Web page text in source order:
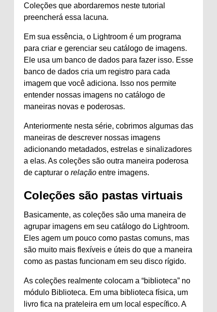
Coleções que abordaremos neste tutorial
preencherá essa lacuna.
Em sua essência, o Lightroom é um programa
para criar e gerenciar seu catálogo de imagens.
Ele usa um banco de dados para fazer isso. Esse
banco de dados cria um registro para cada
imagem que você adiciona. Isso nos permite
entender nossas imagens no catálogo de
maneiras novas e poderosas.
Anteriormente nesta série, cobrimos algumas das
maneiras de descrever nossas imagens
adicionando metadados, estrelas e sinalizadores
a elas. As coleções são outra maneira poderosa
de capturar o relação entre imagens.
Coleções são pastas virtuais
Basicamente, as coleções são uma maneira de
agrupar imagens em seu catálogo do Lightroom.
Eles agem um pouco como pastas comuns, mas
são muito mais flexíveis e úteis do que a maneira
como as pastas funcionam em seu disco rígido.
As coleções realmente colocam a “biblioteca” no
módulo Biblioteca. Em uma biblioteca física, um
livro fica na prateleira em um local específico. A